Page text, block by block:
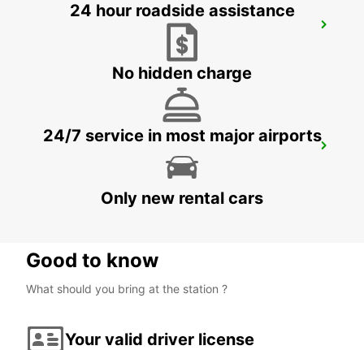
DUSSELDORF RAILWAY -IKC-
DUESSELDORF - GERMANY
DUESSELDORF - GERMANY
24 hour roadside assistance
No hidden charge
24/7 service in most major airports
Only new rental cars
Good to know
What should you bring at the station ?
Your valid driver license